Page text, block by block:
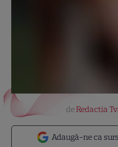
Adaugă-ne ca
deRedactia